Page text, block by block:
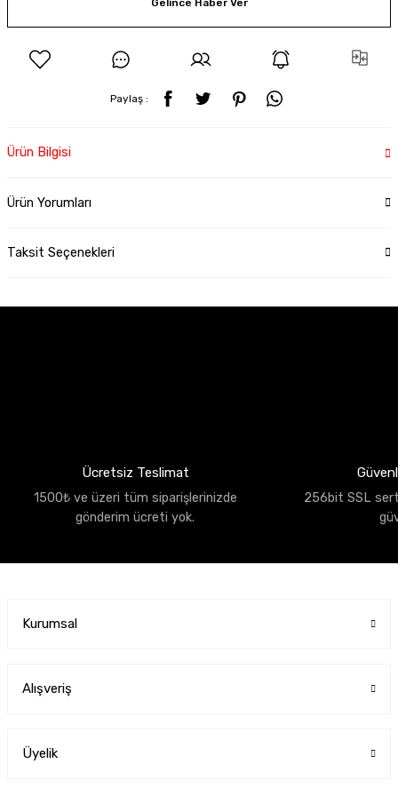
Paylaş :
Ürün Bilgisi
Ürün Yorumları
Taksit Seçenekleri
Ücretsiz Teslimat
1500₺ ve üzeri tüm siparişlerinizde
gönderim ücreti yok.
256bit SSL
Kurumsal
Alışveriş
Üyelik